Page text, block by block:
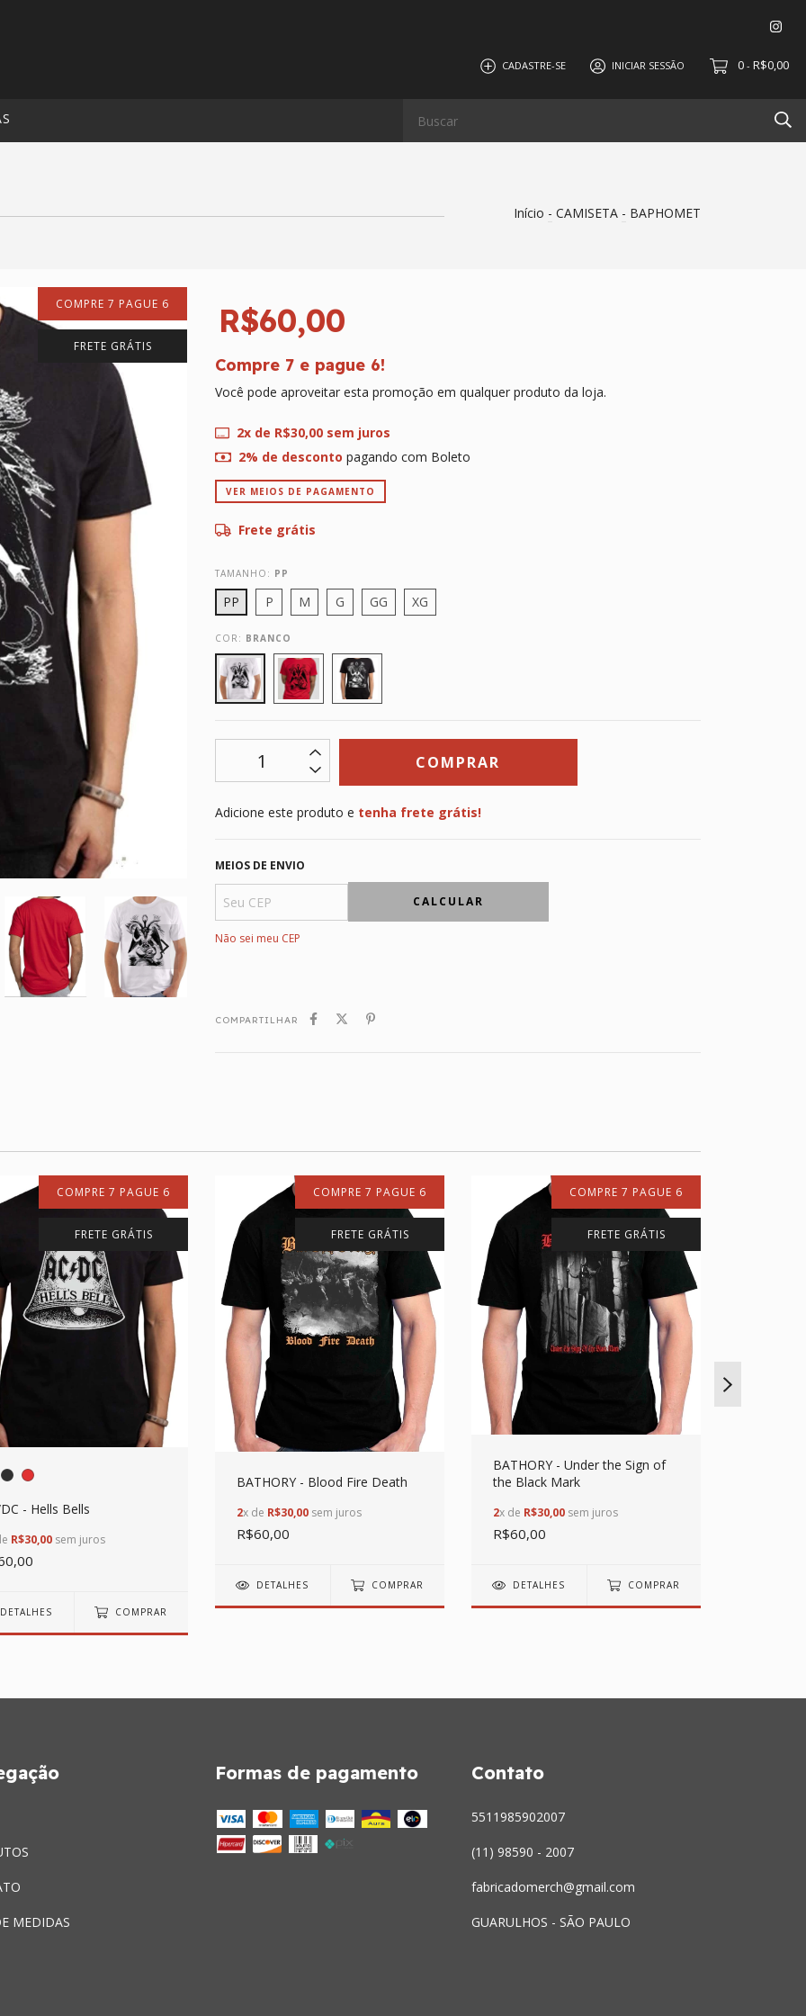
CADASTRE-SE INICIAR SESSÃO 0 - R$0,00
Início - CAMISETA - BAPHOMET
COMPRE 7 PAGUE 6
FRETE GRÁTIS
R$60,00
Compre 7 e pague 6!
Você pode aproveitar esta promoção em qualquer produto da loja.
2x de R$30,00sem juros
2% de desconto pagando com Boleto
VER MEIOS DE PAGAMENTO
Frete grátis
TAMANHO: PP
PP P M G GG XG
COR: BRANCO
Adicione este produto e tenha frete grátis!
MEIOS DE ENVIO
CALCULAR
Não sei meu CEP
COMPARTILHAR
COMPRE 7 PAGUE 6
FRETE GRÁTIS
- Hells Bells
R$30,00 sem juros
DETALHES COMPRAR
COMPRE 7 PAGUE 6
FRETE GRÁTIS
BATHORY - Blood Fire Death
2x de R$30,00 sem juros
R$60,00
DETALHES COMPRAR
COMPRE 7 PAGUE 6
FRETE GRÁTIS
BATHORY - Under the Sign of
the Black Mark
2x de R$30,00 sem juros
R$60,00
DETALHES COMPRAR
MEDIDAS
Formas de pagamento Contato
5511985902007
(11) 98590 - 2007
fabricadomerch@gmail.com
GUARULHOS - SÃO PAULO